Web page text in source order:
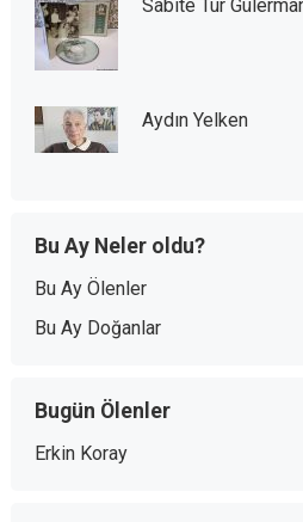
Sabite Tur
Aydın Yelken
Bu Ay Neler oldu?
Bu Ay Ölenler
Bu Ay Doğanlar
Bugün Ölenler
Erkin Koray